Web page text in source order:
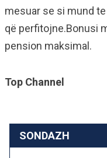
mesuar se si mund
që perfitojne.Bonusi
pension maksimal.
Top Channel
SONDAZH